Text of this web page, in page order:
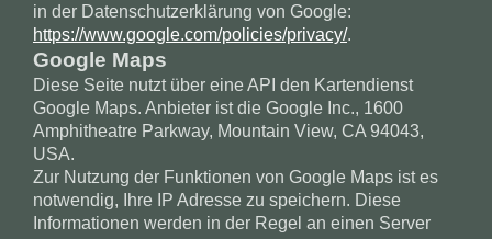
in der Datenschutzerklärung von Google:
https://www.google.com/policies/privacy/.
Google Maps
Diese Seite nutzt über eine API den Kartendienst
Google Maps. Anbieter ist die Google Inc., 1600
Amphitheatre Parkway, Mountain View, CA 94043,
USA.
Zur Nutzung der Funktionen von Google Maps ist es
notwendig, Ihre IP Adresse zu speichern. Diese
Informationen werden in der Regel an einen Server